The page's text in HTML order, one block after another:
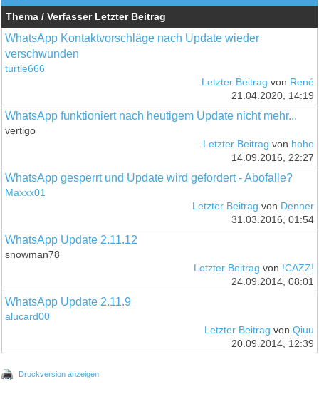
Thema / Verfasser Letzter Beitrag
WhatsApp Kontaktvorschläge nach Update wieder
verschwunden
turtle666
Letzter Beitrag von René
21.04.2020, 14:19
WhatsApp funktioniert nach heutigem Update nicht mehr...
vertigo
Letzter Beitrag von hoho
14.09.2016, 22:27
WhatsApp gesperrt und Update wird gefordert - Abofalle?
Maxxx01
Letzter Beitrag von Denner
31.03.2016, 01:54
WhatsApp Update 2.11.12
snowman78
Letzter Beitrag von !CAZZ!
24.09.2014, 08:01
WhatsApp Update 2.11.9
alucard00
Letzter Beitrag von Qiuu
20.09.2014, 12:39
Druckversion anzeigen